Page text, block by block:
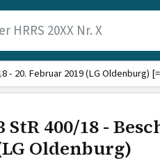
- 20. Februar 2019 (LG Oldenburg)
StR 400/18 -
Oldenburg)